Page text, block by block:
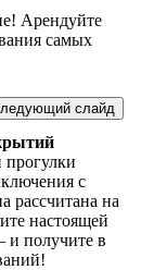
слайд
Арендуйте
самых
прогулки
с
рассчитана на
настоящей
получите в